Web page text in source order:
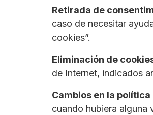
Retirada de
caso de necesitar
cookies”.
Eliminación de
de Internet, indicados
Cambios en la política
cuando hubiera alguna